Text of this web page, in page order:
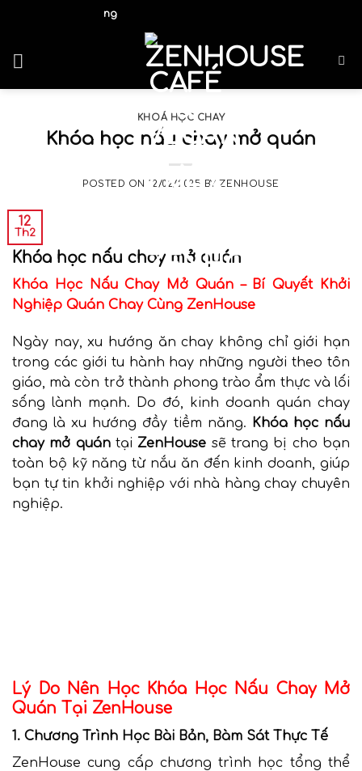
Gắn Kết Yêu Thương
KHOÁ HỌC CHAY
Khóa học nấu chay mở quán
POSTED ON 12/02/2025 BYZENHOUSE
12
Th2
Khóa học nấu chay mở quán
Khóa Học Nấu Chay Mở Quán – Bí Quyết Khởi
Nghiệp Quán Chay Cùng ZenHouse
Ngày nay, xu hướng ăn chay không chỉ giới hạn
trong các giới tu hành hay những người theo tôn
giáo, mà còn trở thành phong trào ẩm thực và lối
sống lành mạnh. Do đó, kinh doanh quán chay
đang là xu hướng đầy tiềm năng. Khóa học nấu
chay mở quántại ZenHouse sẽ trang bị cho bạn
toàn bộ kỹ năng từ nắu ăn đến kinh doanh, giúp
bạn tự tin khởi nghiệp với nhà hàng chay chuyên
nghiệp.
Lý Do Nên Học Khóa Học Nấu Chay Mở
Quán Tại ZenHouse
1. Chương Trình Học Bài Bản, Bàm Sát Thực Tế
ZenHouse cung cấp chương trình học tổng thể